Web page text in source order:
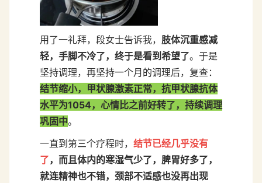
用了一礼拜，段女士告诉我， 肢体沉重感减
轻，手脚不冷了，终于是看到希望了。于是
坚持调理，再坚持一个月的调理后，复查：
结节缩小，甲状腺激素正常，抗甲状腺抗体
水平为1054，心情比之前好转了，持续调理
巩固中。
一直到第三个疗程时， 结节已经几乎没有
了，而且体内的寒湿气少了，脾胃好多了，
就连精神也不错，颈部不适感也没再出现